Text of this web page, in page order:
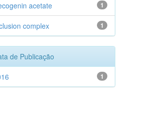
1
acetate
1
complex
de Publicação
1